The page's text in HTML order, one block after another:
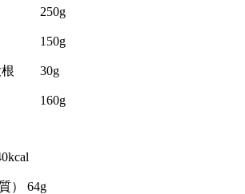
250g
150g
根 30g
160g
） 64g